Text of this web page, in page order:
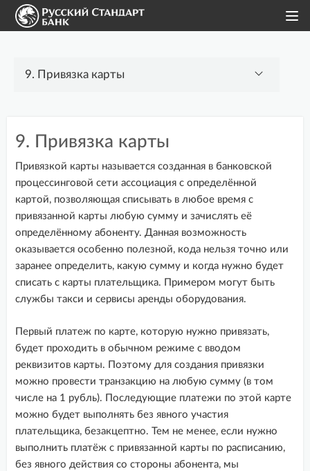
Модули для CMS
Методы интеграции
Документация API
1. Статистика
2. Платежи
3. Счета
5. Модификация настроек
6. Токен безопасности
7. Экспорт данных
8. Работа с чеками 54-ФЗ
9. Привязка карты
Basic HTTP-авторизация
9. Привязка карты
Привязкой карты называется созданная в банковской
процессинговой сети ассоциация с определённой
картой, позволяющая списывать в любое время с
привязанной карты любую сумму и зачислять её
определённому абоненту. Данная возможность
оказывается особенно полезной, кода нельзя точно или
заранее определить, какую сумму и когда нужно будет
списать с карты плательщика. Примером могут быть
службы такси и сервисы аренды оборудования.
Первый платеж по карте, которую нужно привязать,
будет проходить в обычном режиме с вводом
реквизитов карты. Поэтому для создания привязки
можно провести транзакцию на любую сумму (в том
числе на 1 рубль). Последующие платежи по этой карте
можно будет выполнять без явного участия
плательщика, безакцептно. Тем не менее, если нужно
выполнить платёж с привязанной карты по расписанию,
без явного действия со стороны абонента, мы